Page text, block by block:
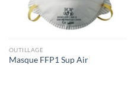
OUTILLAGE
Masque FFP1 Sup Air